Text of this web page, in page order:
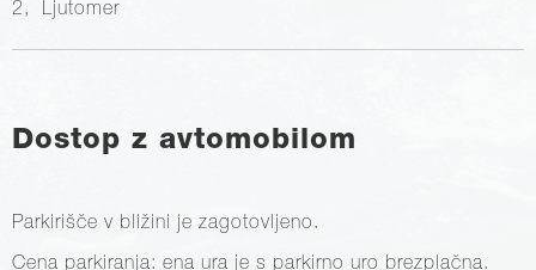
2, Ljutomer
Dostop z avtomobilom
Parkirišče v bližini je zagotovljeno.
Cena parkiranja: ena ura je s parkirno uro brezplačna.